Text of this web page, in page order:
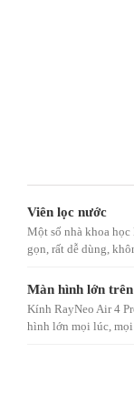
Viên lọc nước
Một số nhà khoa học
gọn, rất dễ dùng,
Màn hình lớn
Kính RayNeo Air 4
hình lớn mọi lúc,